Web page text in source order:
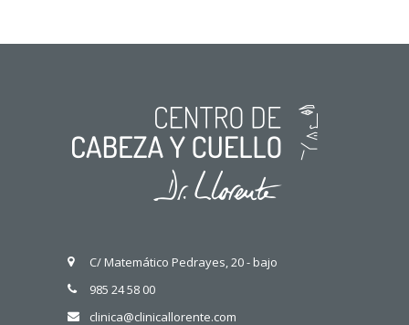
C/ Matemático Pedrayes, 20 - bajo
985 24 58 00
clinica@clinicallorente.com